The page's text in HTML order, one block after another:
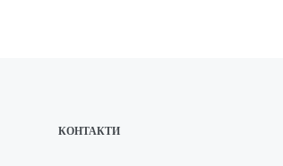
КОНТАКТИ